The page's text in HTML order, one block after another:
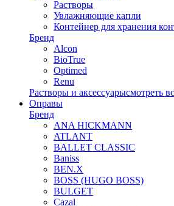
Растворы
Увлажняющие капли
Контейнер для хранения
Бренд
Alcon
BioTrue
Optimed
Renu
Растворы и аксессуарысмотреть
Оправы
Бренд
ANA HICKMANN
ATLANT
BALLET CLASSIC
Baniss
BEN.X
BOSS (HUGO BOSS)
BULGET
Cazal